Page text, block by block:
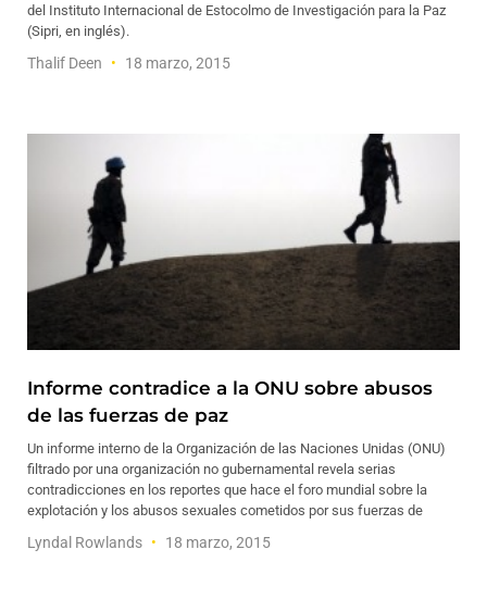
del Instituto Internacional de Estocolmo de Investigación para la Paz
(Sipri, en inglés).
Thalif Deen 18 marzo, 2015
Informe contradice a la ONU sobre abusos
de las fuerzas de paz
Un informe interno de la Organización de las Naciones Unidas (ONU)
filtrado por una organización no gubernamental revela serias
contradicciones en los reportes que hace el foro mundial sobre la
explotación y los abusos sexuales cometidos por sus fuerzas de
Lyndal Rowlands 18 marzo, 2015